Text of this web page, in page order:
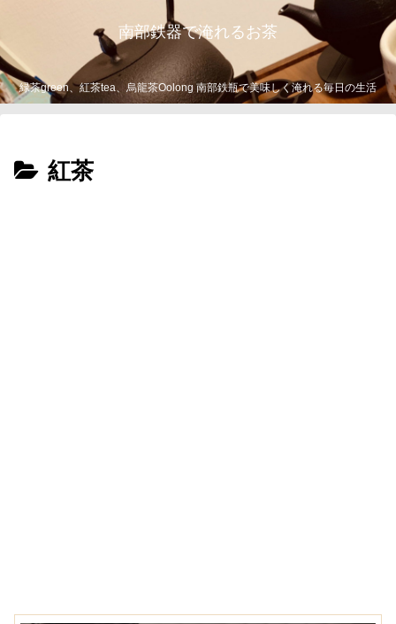
南部鉄器で淹れるお茶
緑茶green、紅茶tea、烏龍茶Oolong 南部鉄瓶で美味しく淹れる毎日の生活
紅茶